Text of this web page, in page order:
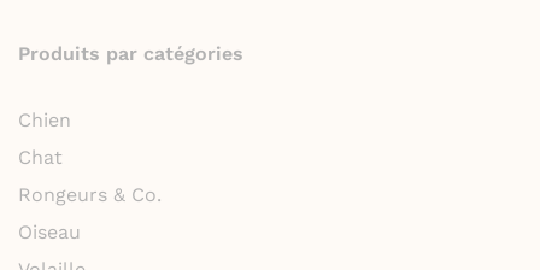
Produits par catégories
Chien
Chat
Rongeurs & Co.
Oiseau